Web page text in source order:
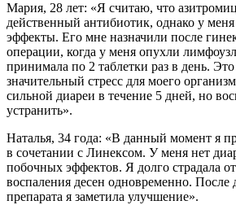
Мария, 28 лет: «Я считаю, что
действенный антибиотик, однако у
эффекты. Его мне назначили после
операции, когда у меня опухли
принимала по 2 таблетки раз в день.
значительный стресс для моего
сильной диареи в течение 5 дней, но
устранить».
Наталья, 34 года: «В данный момент я
в сочетании с Линексом. У меня нет
побочных эффектов. Я долго страдала
воспаления десен одновременно. После
препарата я заметила улучшение».